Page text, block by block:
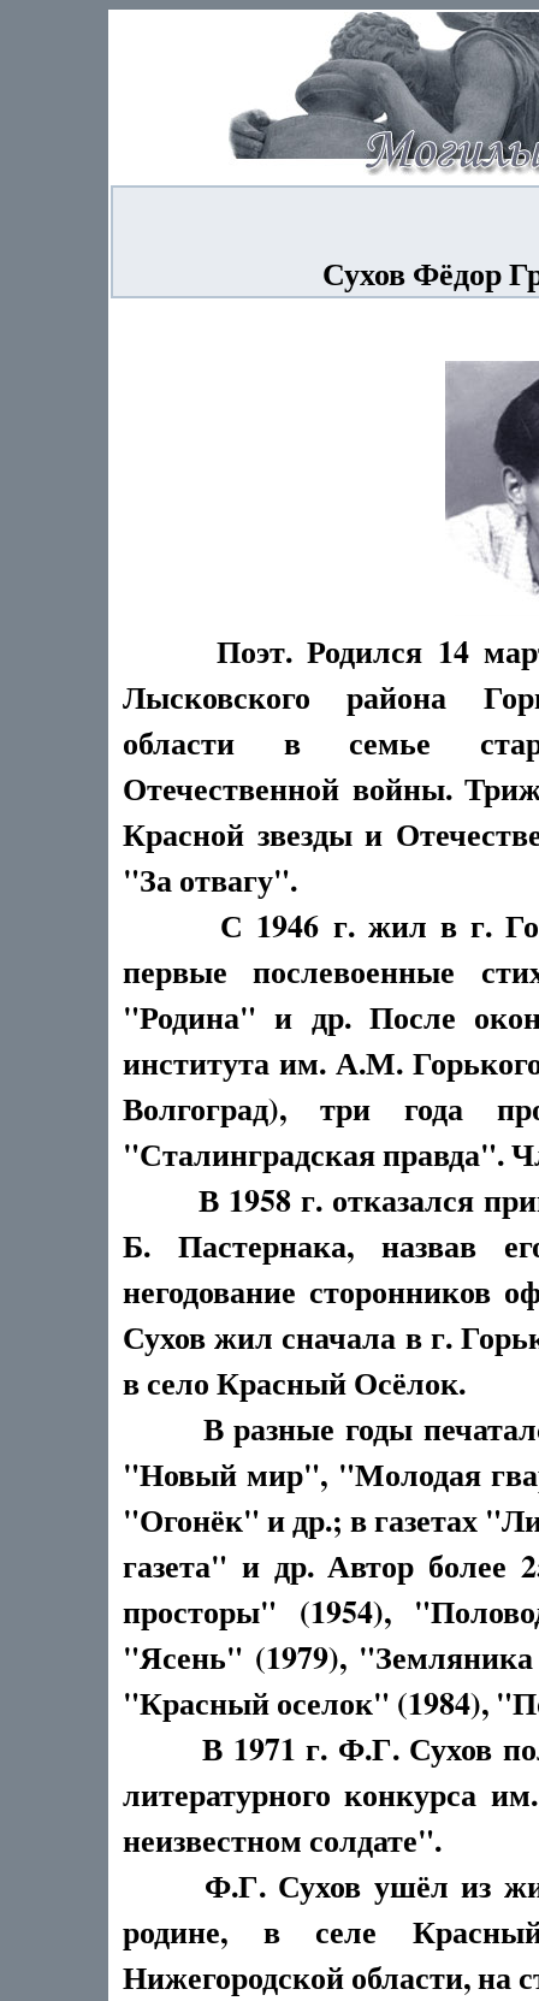
Сухов Фёдор
Поэт. Родился 14
Лысковского района
области в семье
Отечественной войны.
Красной звезды и
"За отвагу".
С 1946 г. жил в г.
первые послевоенные
"Родина" и др. После
института им. А.М.
Волгоград), три года
"Сталинградская правда".
В 1958 г. отказался
Б. Пастернака, назвав
негодование сторонников
Сухов жил сначала в г.
в село Красный Осёлок.
В разные годы
"Новый мир", "Молодая
"Огонёк" и др.; в газетах
газета" и др. Автор более
просторы" (1954),
"Ясень" (1979),
"Красный оселок" (1984),
В 1971 г. Ф.Г. Сухов
литературного конкурса
неизвестном солдате".
Ф.Г. Сухов ушёл из
родине, в селе
Нижегородской области, на